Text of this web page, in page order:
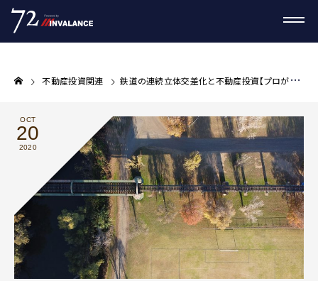
不動産投資関連 鉄道の連続立体交差化と不動産投資【プロが教える不動産投資コラム】
OCT
20
2020